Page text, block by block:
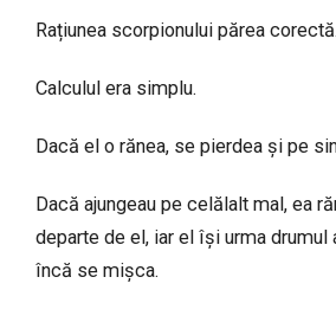
Rațiunea scorpionului părea corectă.
Calculul era simplu.
Dacă el o rănea, se pierdea și pe
Dacă ajungeau pe celălalt mal, ea
departe de el, iar el își urma drumul
încă se mișca.